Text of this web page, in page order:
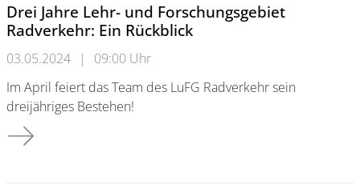
Drei Jahre Lehr- und Forschungsgebiet
Radverkehr: Ein Rückblick
03.05.2024 |
09:00 Uhr
Im April feiert das Team des LuFG Radverkehr sein
dreijähriges Bestehen!
Drei Jahre Lehr- und Forschungsgebiet Radverkehr: Ein